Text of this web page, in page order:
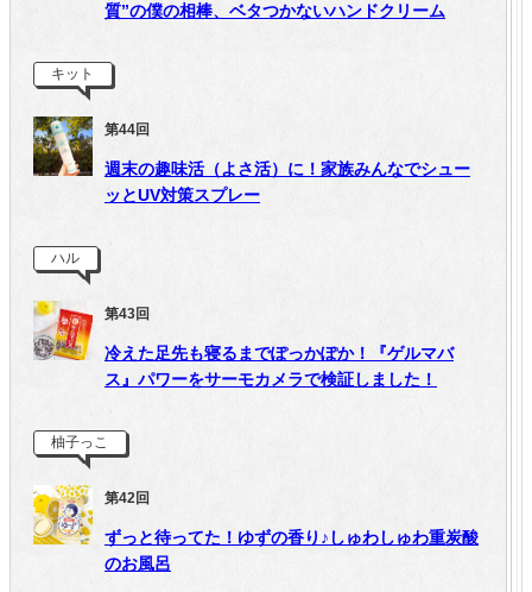
質”の僕の相棒、ベタつかないハンドクリーム
キット
第44回
週末の趣味活（よさ活）に！家族みんなでシュー
ッとUV対策スプレー
ハル
第43回
冷えた足先も寝るまでぽっかぽか！『ゲルマバ
ス』パワーをサーモカメラで検証しました！
柚子っこ
第42回
ずっと待ってた！ゆずの香り♪しゅわしゅわ重炭酸
のお風呂